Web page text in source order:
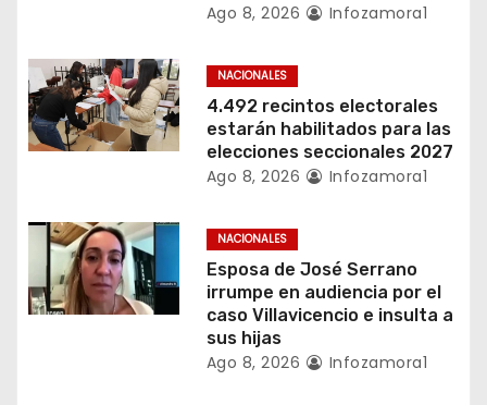
n
t
r
d
a
s
Ago 8, 2026 Infozamora1
NACIONALES
4.492 recintos electorales
estarán habilitados para las
elecciones seccionales 2027
Ago 8, 2026 Infozamora1
NACIONALES
Esposa de José Serrano
irrumpe en audiencia por el
caso Villavicencio e insulta a
sus hijas
Ago 8, 2026 Infozamora1